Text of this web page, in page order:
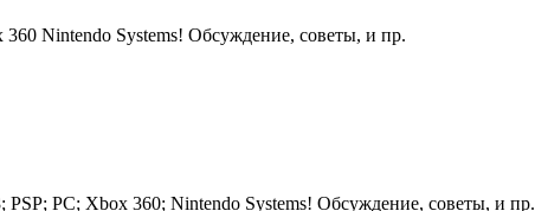
Nintendo Systems! Обсуждение, советы, и пр.
PSP; PC; Xbox 360; Nintendo Systems! Обсуждение, советы, и пр.